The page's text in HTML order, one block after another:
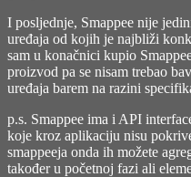
I posljednje, Smappee nije
uređaja od kojih je najbliži
sam u konačnici kupio
proizvod pa se nisam trebao
uređaja barem na razini
p.s. Smappee ima i API
koje kroz aplikaciju nisu
smappeeja onda ih možete
također u početnoj fazi ali